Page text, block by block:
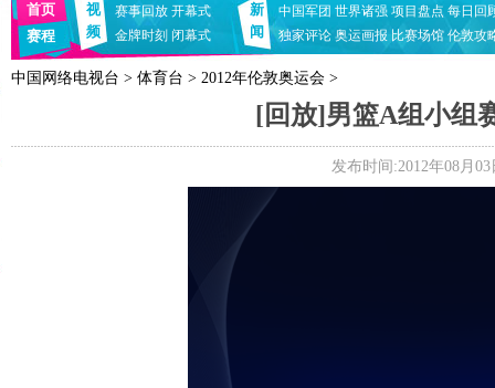
首页
赛程
视
频
赛事回放 开幕式
金牌时刻 闭幕式
新
闻
中国军团 世界诸强 项目盘点 每日回
独家评论 奥运画报 比赛场馆 伦敦攻
中国网络电视台 > 体育台 > 2012年伦敦奥运会 >
[回放]男篮A组小组
发布时间:2012年08月